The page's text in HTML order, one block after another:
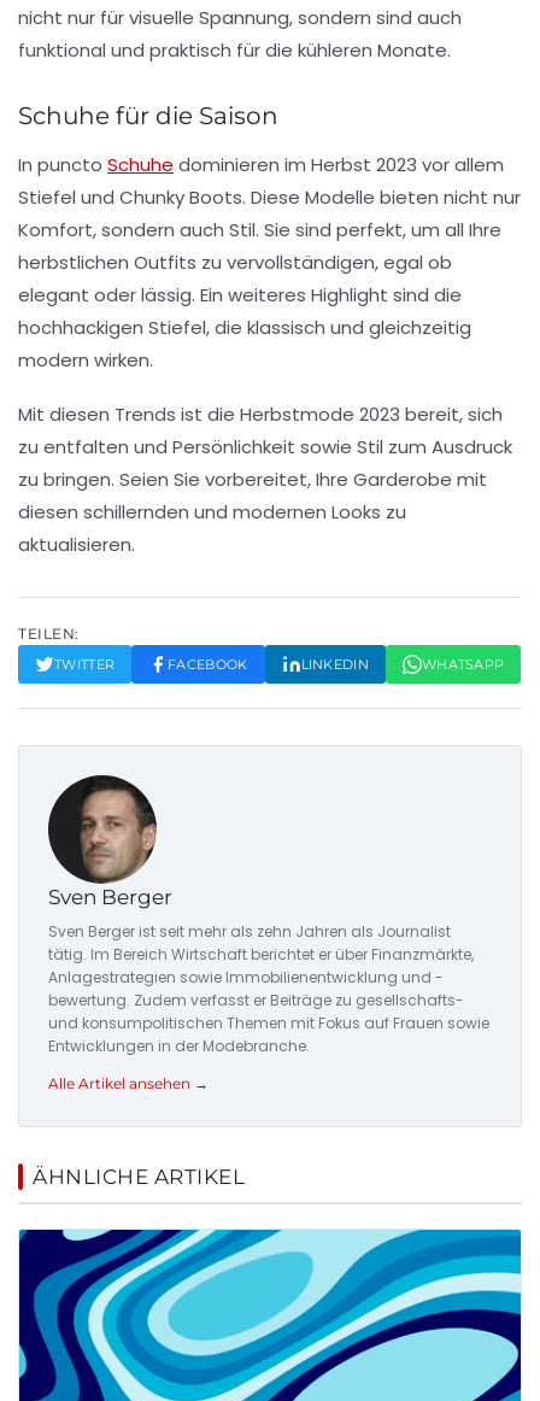
nicht nur für visuelle Spannung, sondern sind auch
funktional und praktisch für die kühleren Monate.
Schuhe für die Saison
In puncto Schuhe dominieren im Herbst 2023 vor allem
Stiefel und Chunky Boots. Diese Modelle bieten nicht nur
Komfort, sondern auch Stil. Sie sind perfekt, um all Ihre
herbstlichen Outfits zu vervollständigen, egal ob
elegant oder lässig. Ein weiteres Highlight sind die
hochhackigen Stiefel, die klassisch und gleichzeitig
modern wirken.
Mit diesen Trends ist die Herbstmode 2023 bereit, sich
zu entfalten und Persönlichkeit sowie Stil zum Ausdruck
zu bringen. Seien Sie vorbereitet, Ihre Garderobe mit
diesen schillernden und modernen Looks zu
aktualisieren.
TEILEN:
TWITTER FACEBOOK LINKEDIN WHATSAPP
Sven Berger
Sven Berger ist seit mehr als zehn Jahren als Journalist
tätig. Im Bereich Wirtschaft berichtet er über Finanzmärkte,
Anlagestrategien sowie Immobilienentwicklung und -
bewertung. Zudem verfasst er Beiträge zu gesellschafts-
und konsumpolitischen Themen mit Fokus auf Frauen sowie
Entwicklungen in der Modebranche.
Alle Artikel ansehen →
ÄHNLICHE ARTIKEL